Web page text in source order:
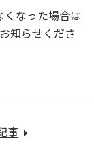
くなった場合は
知らせくださ
事：